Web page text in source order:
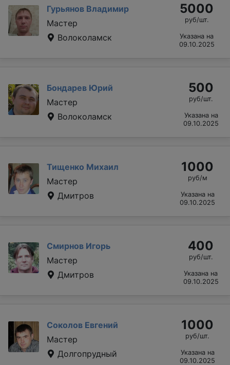
Гурьянов Владимир
Мастер
Волоколамск
5000
руб/шт.
Указана на
09.10.2025
Бондарев Юрий
Мастер
Волоколамск
500
руб/шт.
Указана на
09.10.2025
Тищенко Михаил
Мастер
Дмитров
1000
руб/м
Указана на
09.10.2025
Смирнов Игорь
Мастер
Дмитров
400
руб/шт.
Указана на
09.10.2025
Соколов Евгений
Мастер
Долгопрудный
1000
руб/шт.
Указана на
09.10.2025